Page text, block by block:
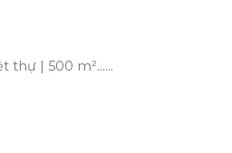
thự | 500 m²......